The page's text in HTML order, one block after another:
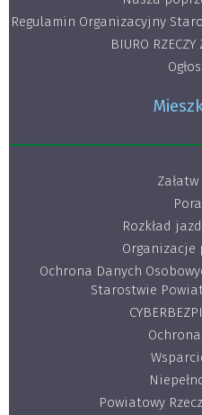
Regulamin Organizacyjny
BIURO
Rozkład
Organizacje
Ochrona Danych
Starostwie
Powiatowy